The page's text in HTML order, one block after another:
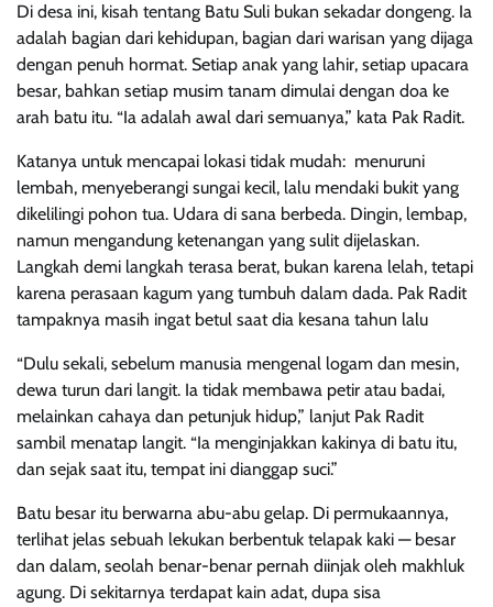
Di desa ini, kisah tentang Batu Suli bukan sekadar dongeng. Ia
adalah bagian dari kehidupan, bagian dari warisan yang dijaga
dengan penuh hormat. Setiap anak yang lahir, setiap upacara
besar, bahkan setiap musim tanam dimulai dengan doa ke
arah batu itu. “Ia adalah awal dari semuanya,” kata Pak Radit.
Katanya untuk mencapai lokasi tidak mudah: menuruni
lembah, menyeberangi sungai kecil, lalu mendaki bukit yang
dikelilingi pohon tua. Udara di sana berbeda. Dingin, lembap,
namun mengandung ketenangan yang sulit dijelaskan.
Langkah demi langkah terasa berat, bukan karena lelah, tetapi
karena perasaan kagum yang tumbuh dalam dada. Pak Radit
tampaknya masih ingat betul saat dia kesana tahun lalu
“Dulu sekali, sebelum manusia mengenal logam dan mesin,
dewa turun dari langit. Ia tidak membawa petir atau badai,
melainkan cahaya dan petunjuk hidup,” lanjut Pak Radit
sambil menatap langit. “Ia menginjakkan kakinya di batu itu,
dan sejak saat itu, tempat ini dianggap suci.”
Batu besar itu berwarna abu-abu gelap. Di permukaannya,
terlihat jelas sebuah lekukan berbentuk telapak kaki — besar
dan dalam, seolah benar-benar pernah diinjak oleh makhluk
agung. Di sekitarnya terdapat kain adat, dupa sisa